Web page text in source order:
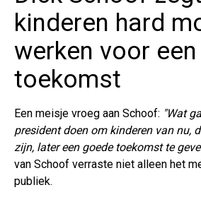
kinderen hard
werken voor
toekomst
Een meisje vroeg aan Schoof: "Wat
president doen om kinderen van nu,
zijn, later een goede toekomst te
van Schoof verraste niet alleen het
publiek.